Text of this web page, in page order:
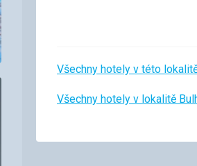
Všechny hotely v této
Všechny hotely v lokalitě